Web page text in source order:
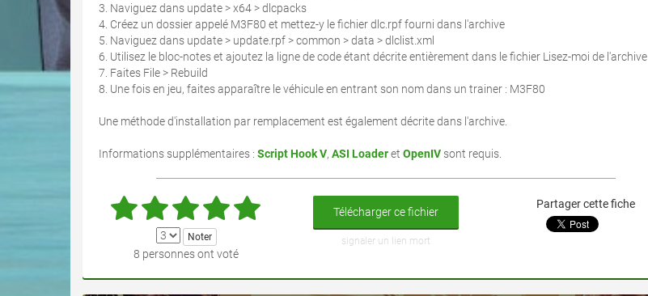
3. Naviguez dans update > x64 > dlcpacks
4. Créez un dossier appelé M3F80 et mettez-y le fichier dlc.rpf fourni dans l'archive
5. Naviguez dans update > update.rpf > common > data > dlclist.xml
6. Utilisez le bloc-notes et ajoutez la ligne de code étant décrite entièrement dans le fichier Lisez-moi de l'archive
7. Faites File > Rebuild
8. Une fois en jeu, faites apparaître le véhicule en entrant son nom dans un trainer : M3F80
Une méthode d'installation par remplacement est également décrite dans l'archive.
Informations supplémentaires : Script Hook V, ASI Loaderet OpenIV sont requis.
8 personnes ont voté
Télécharger ce fichier
signaler un lien mort
Partager cette fiche